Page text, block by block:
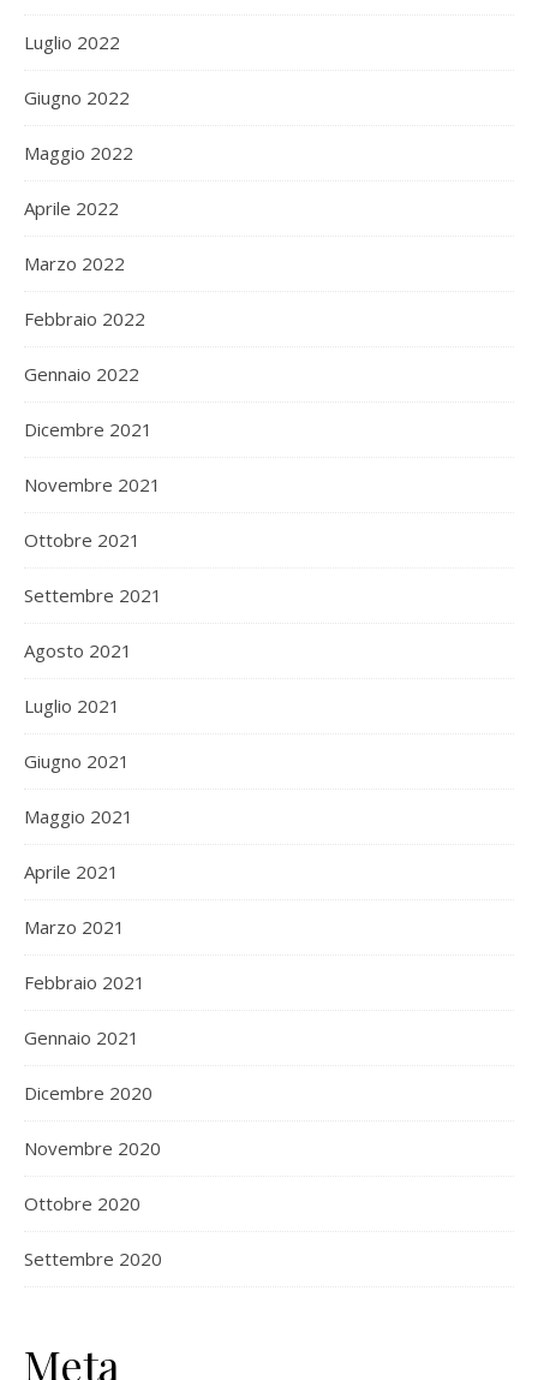
Luglio 2022
Giugno 2022
Maggio 2022
Aprile 2022
Marzo 2022
Febbraio 2022
Gennaio 2022
Dicembre 2021
Novembre 2021
Ottobre 2021
Settembre 2021
Agosto 2021
Luglio 2021
Giugno 2021
Maggio 2021
Aprile 2021
Marzo 2021
Febbraio 2021
Gennaio 2021
Dicembre 2020
Novembre 2020
Ottobre 2020
Settembre 2020
Meta